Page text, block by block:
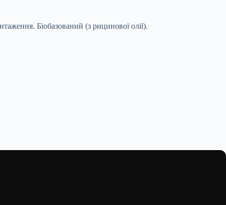
Біобазований (з рицинової олії).